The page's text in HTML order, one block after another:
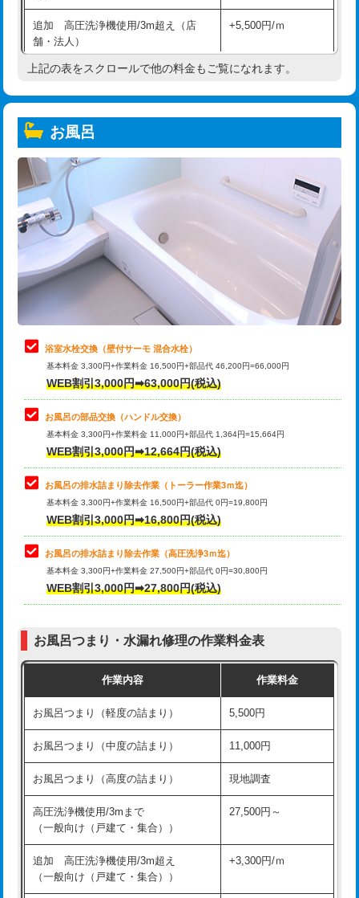
追加 高圧洗浄機使用/3m超え（店
舗・法人）
+5,500円/ｍ
高度高圧洗浄換 現地調査
トーラー機使用/3mまで
追加トーラー機使用/3m超え
カメラ調査 33,000円
桝清掃 8,800円
止水・漏水調査・防水処理・清掃・修
理・調整・分解・加工など（軽作業）
止水・漏水調査・防水処理・清掃・修
理・調整・分解・加工など（中作業）
22,000円
止水・漏水調査・防水処理・清掃・修
理・調整・分解・加工など（重作業）
33,000円
トイレタンク脱着
トイレ便器脱着
タンクレストイレ脱着 33,000円
小便器トイレ脱着
その他部品の脱着 8,800円～
交換・取付（タンク）
交換・取付（普通便座） 11,000円+材料費
交換・取付（温水洗浄便座） 16,500円+材料費
交換・取付(単水栓（壁付・デッキ
式）)
13,200円+材料費
交換・取付(混合水栓（壁付・デッキ
式・ワンホール）)
16,500円+材料費
交換・取付(排水栓・排水トラップ
（P/S/ポップアップ））
22,000円+材料費
交換・取付（その他部品） 11,000円+材料費
持込商品取付（単水栓） 13,200円
上記の表をスクロールで他の料金もご覧になれます。
お風呂
浴室水栓交換（壁付サーモ 混合水栓）
基本料金 3,300円+作業料金 16,500円+部品代 46,200円=66,000円
WEB割引3,000円➡63,000円(税込)
お風呂の部品交換（ハンドル交換）
基本料金 3,300円+作業料金 11,000円+部品代 1,364円=15,664円
WEB割引3,000円➡12,664円(税込)
お風呂の排水詰まり除去作業（トーラー作業3ｍ迄）
基本料金 3,300円+作業料金 16,500円+部品代 0円=19,800円
WEB割引3,000円➡16,800円(税込)
お風呂の排水詰まり除去作業（高圧洗浄3ｍ迄）
基本料金 3,300円+作業料金 27,500円+部品代 0円=30,800円
WEB割引3,000円➡27,800円(税込)
お風呂つまり・水漏れ修理の作業料金表
作業内容 作業料金
お風呂つまり（軽度の詰まり） 5,500円
お風呂つまり（中度の詰まり） 11,000円
お風呂つまり（高度の詰まり） 現地調査
高圧洗浄機使用/3mまで
（一般向け（戸建て・集合））
27,500円～
追加 高圧洗浄機使用/3m超え
（一般向け（戸建て・集合））
+3,300円/ｍ